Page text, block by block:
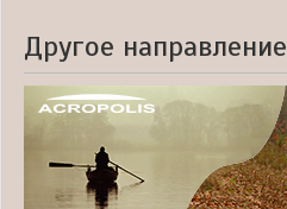
Другое направление